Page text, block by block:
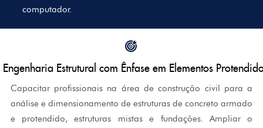
computador.
Estrutural com Ênfase em Elementos
Capacitar profissionais na área de construção civil para a
análise e dimensionamento de estruturas de concreto armado
e protendido, estruturas mistas e fundações. Ampliar o